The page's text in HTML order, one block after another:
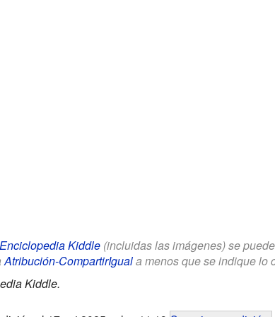
Enciclopedia Kiddle(incluidas las imágenes) se
Atribución-CompartirIguala menos que se indique lo
Kiddle.